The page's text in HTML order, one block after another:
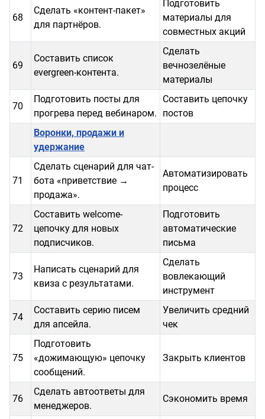
68
Сделать «контент-пакет»
для партнёров.
Подготовить
материалы для
совместных акций
69
Составить список
evergreen-контента.
Сделать
вечнозелёные
материалы
70
Подготовить посты для
прогрева перед вебинаром.
Составить цепочку
постов
Воронки, продажи и
удержание
71
Сделать сценарий для чат-
бота «приветствие →
продажа».
Автоматизировать
процесс
72
Составить welcome-
цепочку для новых
подписчиков.
Подготовить
автоматические
письма
73
Написать сценарий для
квиза с результатами.
Сделать
вовлекающий
инструмент
74
Составить серию писем
для апсейла.
Увеличить средний
чек
75
Подготовить
«дожимающую» цепочку
сообщений.
Закрыть клиентов
76
Сделать автоответы для
менеджеров.
Сэкономить время